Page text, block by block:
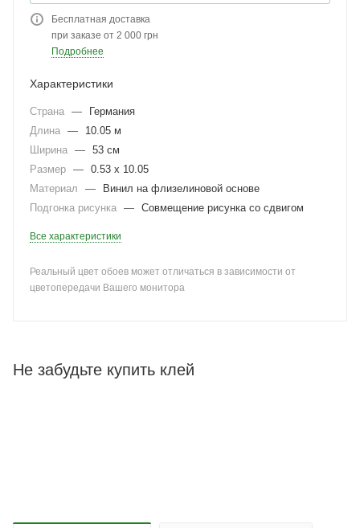
Бесплатная доставка
при заказе от 2 000 грн
Подробнее
Характеристики
Страна —
Германия
Длина —
10.05 м
Ширина — 53 см
Размер — 0.53 x 10.05
Материал
—
Винил на флизелиновой основе
Подгонка рисунка — Совмещение рисунка со сдвигом
Все характеристики
Реальный цвет обоев может отличаться в зависимости от
цветопередачи Вашего монитора
Не забудьте купить клей